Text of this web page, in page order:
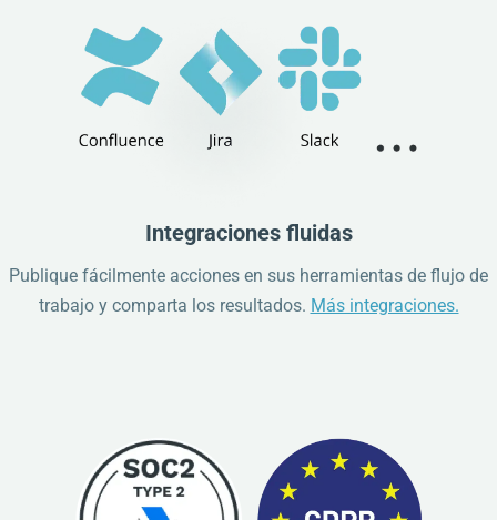
Integraciones fluidas
Publique fácilmente acciones en sus herramientas de flujo de
trabajo y comparta los resultados. Más integraciones.